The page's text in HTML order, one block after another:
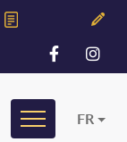
FR